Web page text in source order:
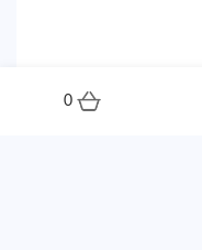
العروض الخاصة
0